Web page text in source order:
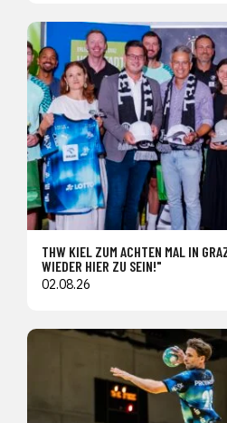
THW KIEL ZUM ACHTEN MAL IN
WIEDER HIER ZU SEIN!"
02.08.26